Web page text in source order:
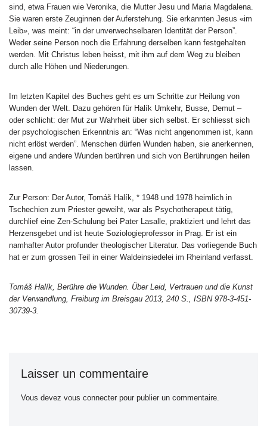
sind, etwa Frauen wie Veronika, die Mutter Jesu und Maria Magdalena.
Sie waren erste Zeuginnen der Auferstehung. Sie erkannten Jesus «im
Leib», was meint: “in der unverwechselbaren Identität der Person”.
Weder seine Person noch die Erfahrung derselben kann festgehalten
werden. Mit Christus leben heisst, mit ihm auf dem Weg zu bleiben
durch alle Höhen und Niederungen.
Im letzten Kapitel des Buches geht es um Schritte zur Heilung von
Wunden der Welt. Dazu gehören für Halík Umkehr, Busse, Demut –
oder schlicht: der Mut zur Wahrheit über sich selbst. Er schliesst sich
der psychologischen Erkenntnis an: “Was nicht angenommen ist, kann
nicht erlöst werden”. Menschen dürfen Wunden haben, sie anerkennen,
eigene und andere Wunden berühren und sich von Berührungen heilen
lassen.
Zur Person: Der Autor, Tomáš Halík, * 1948 und 1978 heimlich in
Tschechien zum Priester geweiht, war als Psychotherapeut tätig,
durchlief eine Zen-Schulung bei Pater Lasalle, praktiziert und lehrt das
Herzensgebet und ist heute Soziologieprofessor in Prag. Er ist ein
namhafter Autor profunder theologischer Literatur. Das vorliegende Buch
hat er zum grossen Teil in einer Waldeinsiedelei im Rheinland verfasst.
Tomáš Halík, Berühre die Wunden. Über Leid, Vertrauen und die Kunst
der Verwandlung, Freiburg im Breisgau 2013, 240 S., ISBN 978-3-451-
30739-3.
Laisser un commentaire
Vous devez vous connecter pour publier un commentaire.